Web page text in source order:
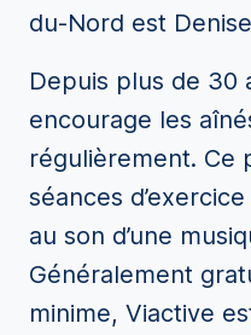
du-Nord est
Depuis plus de 30
encourage les
régulièrement. Ce
séances
au son d’une
Généralement
minime, Viactive